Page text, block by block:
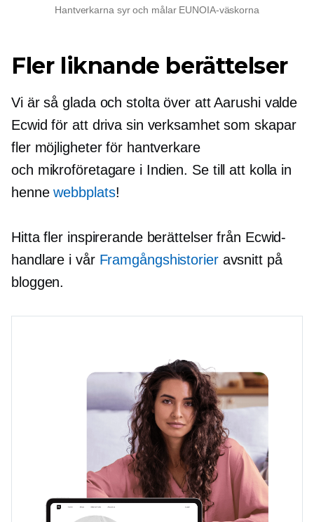
Hantverkarna syr och målar EUNOIA-väskorna
Fler liknande berättelser
Vi är så glada och stolta över att Aarushi valde
Ecwid för att driva sin verksamhet som skapar
fler möjligheter för hantverkare
och mikroföretagare i Indien. Se till att kolla in
hennewebbplats!
Hitta fler inspirerande berättelser från Ecwid-
handlare i vår Framgångshistorieravsnitt på
bloggen.